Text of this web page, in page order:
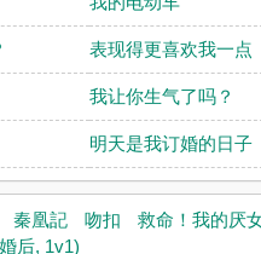
表现得更喜欢我一点
我让你生气了吗？
明天是我订婚的日子
秦凰記 吻扣 救命！我的厌
后, 1v1)